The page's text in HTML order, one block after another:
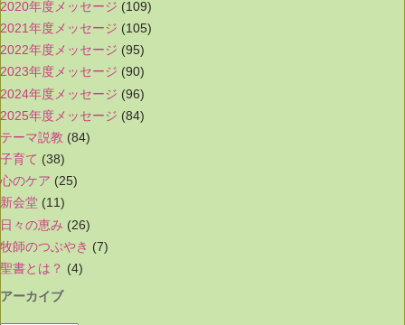
2020年度メッセージ (109)
2021年度メッセージ (105)
2022年度メッセージ (95)
2023年度メッセージ (90)
2024年度メッセージ (96)
2025年度メッセージ (84)
テーマ説教 (84)
子育て (38)
心のケア (25)
新会堂 (11)
日々の恵み (26)
牧師のつぶやき (7)
聖書とは？ (4)
アーカイブ